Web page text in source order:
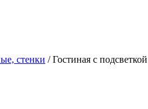
стенки /Гостиная с